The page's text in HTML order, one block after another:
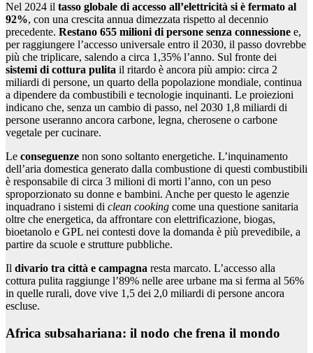
Nel 2024 il tasso globale di accesso all’elettricità si è fermato al
92%, con una crescita annua dimezzata rispetto al decennio
precedente. Restano 655 milioni di persone senza connessione e,
per raggiungere l’accesso universale entro il 2030, il passo dovrebbe
più che triplicare, salendo a circa 1,35% l’anno. Sul fronte dei
sistemi di cottura pulita il ritardo è ancora più ampio: circa 2
miliardi di persone, un quarto della popolazione mondiale, continua
a dipendere da combustibili e tecnologie inquinanti. Le proiezioni
indicano che, senza un cambio di passo, nel 2030 1,8 miliardi di
persone useranno ancora carbone, legna, cherosene o carbone
vegetale per cucinare.
Le conseguenze non sono soltanto energetiche. L’inquinamento
dell’aria domestica generato dalla combustione di questi combustibili
è responsabile di circa 3 milioni di morti l’anno, con un peso
sproporzionato su donne e bambini. Anche per questo le agenzie
inquadrano i sistemi di clean cooking come una questione sanitaria
oltre che energetica, da affrontare con elettrificazione, biogas,
bioetanolo e GPL nei contesti dove la domanda è più prevedibile, a
partire da scuole e strutture pubbliche.
Il divario tra città e campagna resta marcato. L’accesso alla
cottura pulita raggiunge l’89% nelle aree urbane ma si ferma al 56%
in quelle rurali, dove vive 1,5 dei 2,0 miliardi di persone ancora
escluse.
Africa subsahariana: il nodo che frena il mondo